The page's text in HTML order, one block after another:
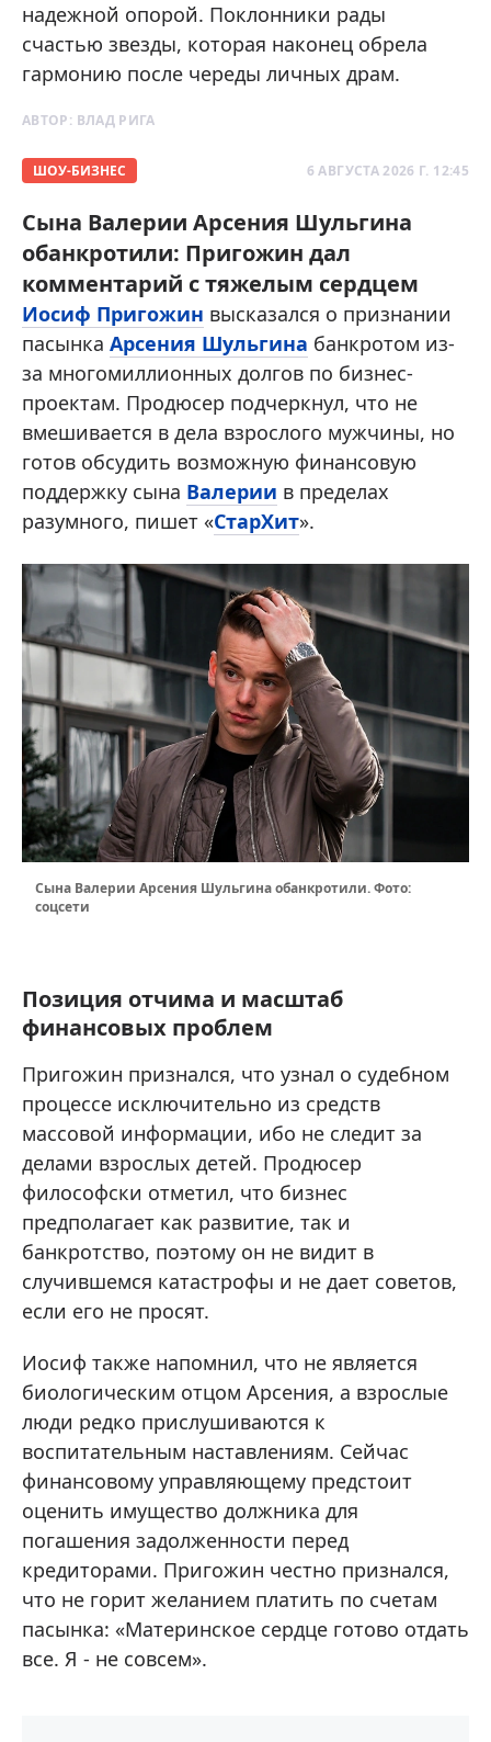
надежной опорой. Поклонники рады
счастью звезды, которая наконец обрела
гармонию после череды личных драм.
АВТОР: ВЛАД РИГА
ШОУ-БИЗНЕС 6 АВГУСТА 2026 Г. 12:45
Сына Валерии Арсения Шульгина
обанкротили: Пригожин дал
комментарий с тяжелым сердцем
Иосиф Пригожин высказался о признании
пасынка Арсения Шульгина банкротом из-
за многомиллионных долгов по бизнес-
проектам. Продюсер подчеркнул, что не
вмешивается в дела взрослого мужчины, но
готов обсудить возможную финансовую
поддержку сына Валерии в пределах
разумного, пишет «СтарХит».
Сына Валерии Арсения Шульгина обанкротили. Фото:
соцсети
Позиция отчима и масштаб
финансовых проблем
Пригожин признался, что узнал о судебном
процессе исключительно из средств
массовой информации, ибо не следит за
делами взрослых детей. Продюсер
философски отметил, что бизнес
предполагает как развитие, так и
банкротство, поэтому он не видит в
случившемся катастрофы и не дает советов,
если его не просят.
Иосиф также напомнил, что не является
биологическим отцом Арсения, а взрослые
люди редко прислушиваются к
воспитательным наставлениям. Сейчас
финансовому управляющему предстоит
оценить имущество должника для
погашения задолженности перед
кредиторами. Пригожин честно признался,
что не горит желанием платить по счетам
пасынка: «Материнское сердце готово отдать
все. Я - не совсем».